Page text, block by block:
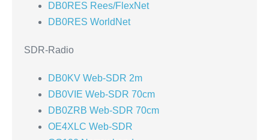
DB0RES Rees/FlexNet
DB0RES WorldNet
SDR-Radio
DB0KV Web-SDR 2m
DB0VIE Web-SDR 70cm
DB0ZRB Web-SDR 70cm
OE4XLC Web-SDR